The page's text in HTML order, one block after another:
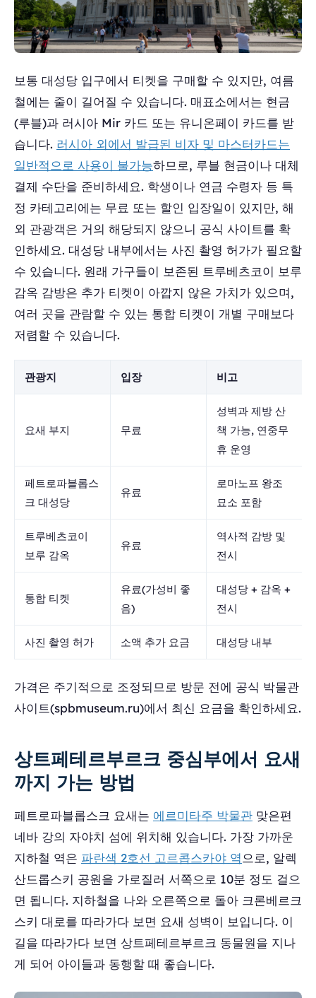
보통 대성당 입구에서 티켓을 구매할 수 있지만, 여름
철에는 줄이 길어질 수 있습니다. 매표소에서는 현금
(루블)과 러시아 Mir 카드 또는 유니온페이 카드를 받
습니다. 러시아 외에서 발급된 비자 및 마스터카드는
일반적으로 사용이 불가능하므로, 루블 현금이나 대체
결제 수단을 준비하세요. 학생이나 연금 수령자 등 특
정 카테고리에는 무료 또는 할인 입장일이 있지만, 해
외 관광객은 거의 해당되지 않으니 공식 사이트를 확
인하세요. 대성당 내부에서는 사진 촬영 허가가 필요할
수 있습니다. 원래 가구들이 보존된 트루베츠코이 보루
감옥 감방은 추가 티켓이 아깝지 않은 가치가 있으며,
여러 곳을 관람할 수 있는 통합 티켓이 개별 구매보다
저렴할 수 있습니다.
관광지 입장 비고
요새 부지 무료
성벽과 제방 산
책 가능, 연중무
휴 운영
페트로파블롭스
크 대성당
유료
로마노프 왕조
묘소 포함
트루베츠코이
보루 감옥
유료
역사적 감방 및
전시
통합 티켓
유료(가성비 좋
음)
대성당 + 감옥 +
전시
사진 촬영 허가 소액 추가 요금 대성당 내부
가격은 주기적으로 조정되므로 방문 전에 공식 박물관
사이트(spbmuseum.ru)에서 최신 요금을 확인하세요.
상트페테르부르크 중심부에서 요새
까지 가는 방법
페트로파블롭스크 요새는 에르미타주 박물관 맞은편
네바 강의 자야치 섬에 위치해 있습니다. 가장 가까운
지하철 역은 파란색 2호선 고르콥스카야 역으로, 알렉
산드롭스키 공원을 가로질러 서쪽으로 10분 정도 걸으
면 됩니다. 지하철을 나와 오른쪽으로 돌아 크론베르크
스키 대로를 따라가다 보면 요새 성벽이 보입니다. 이
길을 따라가다 보면 상트페테르부르크 동물원을 지나
게 되어 아이들과 동행할 때 좋습니다.